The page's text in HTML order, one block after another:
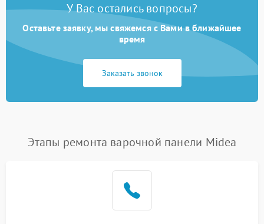
У Вас остались вопросы?
Оставьте заявку, мы свяжемся с Вами в ближайшее
время
Заказать звонок
Этапы ремонта варочной панели Midea